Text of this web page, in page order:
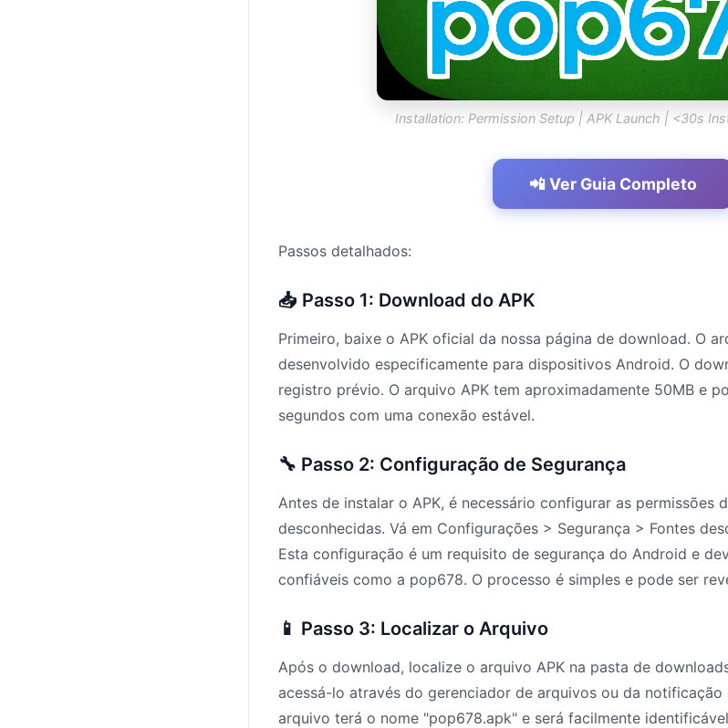
Installation: Permission Setup | APK Launch | <30s
📲 Ver Guia Completo
Passos detalhados:
📥 Passo 1: Download do APK
Primeiro, baixe o APK oficial da nossa página de download. O
desenvolvido especificamente para dispositivos Android. O
registro prévio. O arquivo APK tem aproximadamente 50MB e
segundos com uma conexão estável.
🔧 Passo 2: Configuração de Segurança
Antes de instalar o APK, é necessário configurar as permissões
desconhecidas. Vá em Configurações > Segurança > Fontes
Esta configuração é um requisito de segurança do Android e
confiáveis como a pop678. O processo é simples e pode ser
📱 Passo 3: Localizar o Arquivo
Após o download, localize o arquivo APK na pasta de
acessá-lo através do gerenciador de arquivos ou da
arquivo terá o nome "pop678.apk" e será facilmente